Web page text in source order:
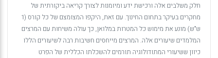
חלק משלבים אלה ורכישת ידע ומיומנות לצורך קריאה ביקורתית של
מחקרים בעיקר בתחום החינוך. עם זאת, היקפו המצומצם של כל קורס (1
ש"ש) מונע את מימוש כל המטרות במלואן, כך עולה משיחות עם המרצים
המלמדים שיעורים אלה. המרצים מייחסים חשיבות רבה לשיעורים הללו
כיוון ששיעורי המתודולוגיה תורמים להשכלתו הכללית של הפרט